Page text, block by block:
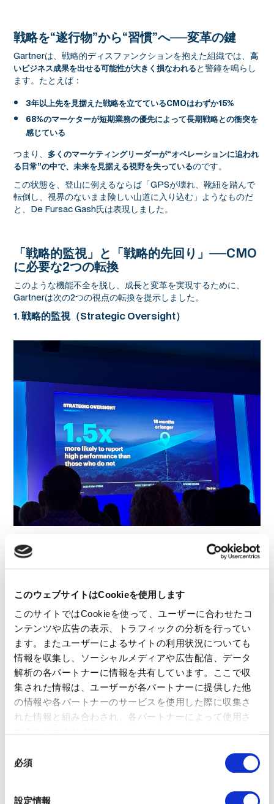
このウェブサイトはCookieを使用します
このサイトではCookieを使って、ユーザーに合わせたコ
ンテンツや広告の表示、トラフィックの分析を行ってい
ます。またユーザーによるサイトの利用状況についても
情報を収集し、ソーシャルメディアや広告配信、データ
解析の各パートナーに情報を共有しています。ここで収
集された情報は、ユーザーが各パートナーに提供した他
の情報や各パートナーのサービスを使用した際に収集さ
れた情報と組み合わされ、各パートナーによって使用さ
必須
設定情報
戦略を“遂行物”から“習慣”へ──変革の鍵
Gartnerは、戦略的ディスファンクションを抱えた組織では、高
いビジネス成果を出せる可能性が大きく損なわれると警鐘を鳴らし
ます。たとえば：
3年以上先を見据えた戦略を立てているCMOはわずか15%
68%のマーケターが短期業務の優先によって長期戦略との衝突を
感じている
つまり、 多くのマーケティングリーダーが“オペレーションに追われ
る日常”の中で、未来を見据える視野を失っているのです。
この状態を、登山に例えるならば「GPSが壊れ、靴紐を踏んで
転倒し、視界のないまま険しい山道に入り込む」ようなものだ
と、De Fursac Gash氏は表現しました。
「戦略的監視」と「戦略的先回り」──CMO
に必要な2つの転換
このような機能不全を脱し、成長と変革を実現するために、
Gartnerは次の2つの視点の転換を提示しました。
1. 戦略的監視（Strategic Oversight）
戦略の時間軸を18ヶ月、あるいはそれ以上に設定しているCMO
は、そうでないCMOに比べて
1.5倍高い成果を上げている という
性を見失わない“戦略的視力”を養い、AIの成熟活用（例：LLM
による市場動向予測や成長パス分析）にもつながります。
また、必ずしも新たな戦略チームの設置が必要とは限りませ
ん。たとえば既存のマーケティングオペレーション責任者 やデータ
アナリティクス担当者といった役割と連携しながらでも、長期計
画の構築は可能です。「年に一度の計画ではなく、戦略を“更新
し続ける習慣”を持つこと」──これが真の監視力につながると
Gartnerは強調します。
オ・プランニング（Scenario Planning）の重要性を挙げます。
しかしながら、多くの企業では：
顧客視点の欠如